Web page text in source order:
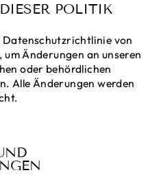
POLITIK
Datenschutzrichtlinie von
Änderungen an unseren
oder behördlichen
Alle Änderungen werden